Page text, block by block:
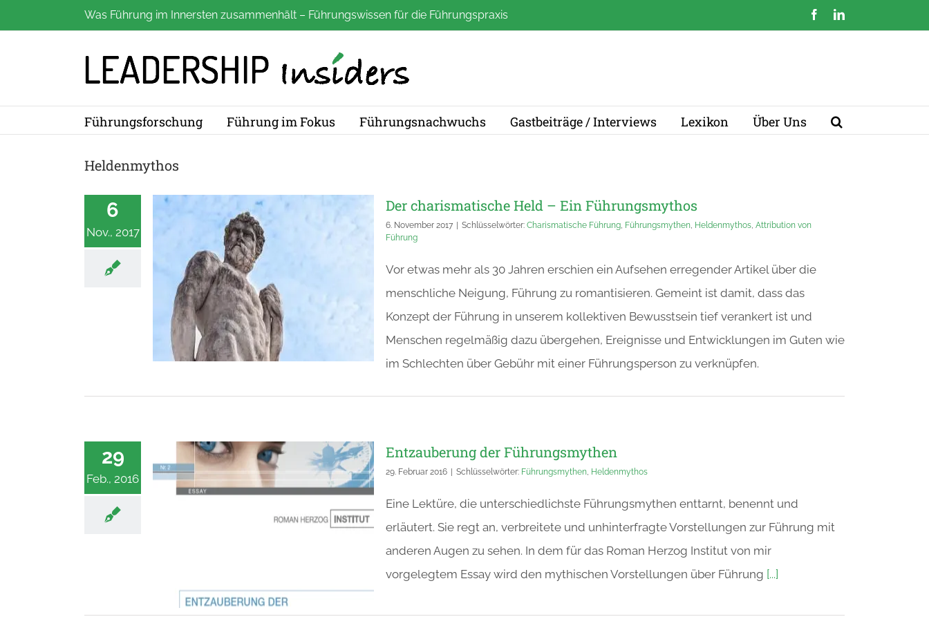
Inhalt
Was Führung im Innersten zusammenhält – Führungswissen für die Führungspraxis FacebookLinkedIn
Führungsforschung Führung im Fokus Führungsnachwuchs Gastbeiträge / Interviews Lexikon Über Uns
Heldenmythos
6
Nov., 2017
Der charismatische Held – Ein Führungsmythos
6. November 2017 Schlüsselwörter: Charismatische Führung, Führungsmythen, Heldenmythos, Attribution von
Führung
Vor etwas mehr als 30 Jahren erschien ein Aufsehen erregender Artikel über die
menschliche Neigung, Führung zu romantisieren. Gemeint ist damit, dass das
Konzept der Führung in unserem kollektiven Bewusstsein tief verankert ist und
Menschen regelmäßig dazu übergehen, Ereignisse und Entwicklungen im Guten wie
im Schlechten über Gebühr mit einer Führungsperson zu verknüpfen.
29
Feb., 2016
Entzauberung der Führungsmythen
29. Februar 2016 Schlüsselwörter: Führungsmythen, Heldenmythos
Eine Lektüre, die unterschiedlichste Führungsmythen enttarnt, benennt und
erläutert. Sie regt an, verbreitete und unhinterfragte Vorstellungen zur Führung mit
anderen Augen zu sehen. In dem für das Roman Herzog Institut von mir
vorgelegtem Essay wird den mythischen Vorstellungen über Führung [...]